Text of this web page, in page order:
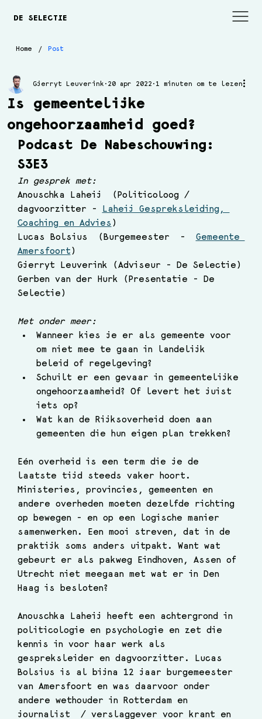
DE SELECTIE
Home / Post
Is gemeentelijke
ongehoorzaamheid goed?
Gjerryt Leuverink 20 apr 2022 1 minuten om te lezen
Podcast De Nabeschouwing:
S3E3
In gesprek met:
Anouschka Laheij  (Politicoloog /
dagvoorzitter -
Laheij Gespreksleiding,
Coaching en Advies )
Lucas Bolsius  (Burgemeester  - Gemeente
Amersfoort )
Gjerryt Leuverink (Adviseur - De Selectie)
Gerben van der Hurk (Presentatie - De
Selectie)
Met onder meer:
Wanneer kies je er als gemeente voor
om niet mee te gaan in landelijk
beleid of regelgeving?
Schuilt er een gevaar in gemeentelijke
ongehoorzaamheid? Of levert het juist
iets op?
Wat kan de Rijksoverheid doen aan
gemeenten die hun eigen plan trekken?
Eén overheid is een term die je de
laatste tijd steeds vaker hoort.
Ministeries, provincies, gemeenten en
andere overheden moeten dezelfde richting
op bewegen - en op een logische manier
samenwerken. Een mooi streven, dat in de
praktijk soms anders uitpakt. Want wat
gebeurt er als pakweg Eindhoven, Assen of
Utrecht niet meegaan met wat er in Den
Haag is besloten?
Anouschka Laheij heeft een achtergrond in
politicologie en psychologie en zet die
kennis in voor haar werk als
gespreksleider en dagvoorzitter. Lucas
Bolsius is al bijna 12 jaar burgemeester
van Amersfoort en was daarvoor onder
andere wethouder in Rotterdam en
journalist  / verslaggever voor krant en